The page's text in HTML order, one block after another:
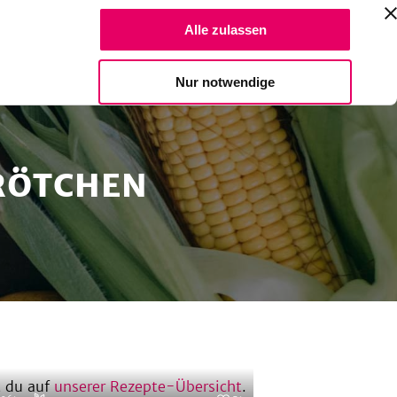
Alle zulassen
Nur notwendige
Spendiere einen Kaffee
Suche
du auf unserer Rezepte-Übersicht.